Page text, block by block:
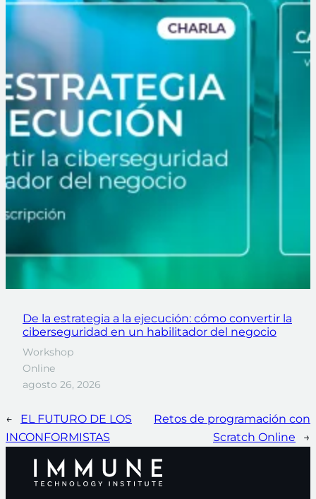
De la estrategia a la ejecución: cómo convertir la
ciberseguridad en un habilitador del negocio
Workshop
Online
agosto 26, 2026
←
EL FUTURO DE LOS
INCONFORMISTAS
Retos de programación con
Scratch Online
→